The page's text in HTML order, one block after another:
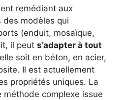
remédiant aux
des modèles qui
(enduit, mosaïque,
il peut s’adapter à tout
soit en béton, en acier,
Il est actuellement
propriétés uniques. La
complexe issue